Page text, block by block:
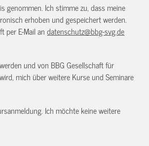
genommen. Ich stimme zu, dass meine
erhoben und gespeichert werden.
per E-Mail andatenschutz@bbg-svg.de
und von BBG Gesellschaft für
mich über weitere Kurse und Seminare
Ich möchte keine weitere